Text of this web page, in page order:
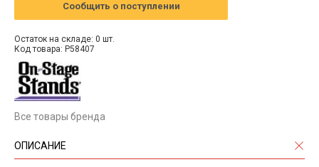
Сообщить о поступлении
Остаток на складе: 0 шт.
Код товара: P58407
Все товары бренда
ОПИСАНИЕ